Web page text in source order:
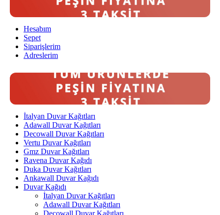
Hesabım
Sepet
Siparişlerim
Adreslerim
İtalyan Duvar Kağıtları
Adawall Duvar Kağıtları
Decowall Duvar Kağıtları
Vertu Duvar Kağıtları
Gmz Duvar Kağıtları
Ravena Duvar Kağıdı
Duka Duvar Kağıtları
Ankawall Duvar Kağıdı
Duvar Kağıdı
İtalyan Duvar Kağıtları
Adawall Duvar Kağıtları
Decowall Duvar Kağıtları